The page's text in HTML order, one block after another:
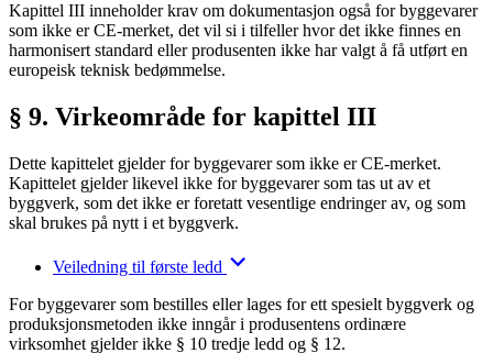
Kapittel III inneholder krav om dokumentasjon også for byggevarer
som ikke er CE-merket, det vil si i tilfeller hvor det ikke finnes en
harmonisert standard eller produsenten ikke har valgt å få utført en
europeisk teknisk bedømmelse.
§ 9. Virkeområde for kapittel III
Dette kapittelet gjelder for byggevarer som ikke er CE-merket.
Kapittelet gjelder likevel ikke for byggevarer som tas ut av et
byggverk, som det ikke er foretatt vesentlige endringer av, og som
skal brukes på nytt i et byggverk.
Veiledning til første ledd
For byggevarer som bestilles eller lages for ett spesielt byggverk og
produksjonsmetoden ikke inngår i produsentens ordinære
virksomhet gjelder ikke § 10 tredje ledd og § 12.